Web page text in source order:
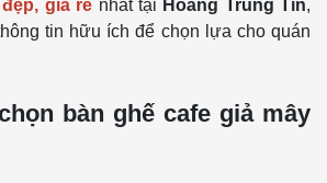
giá rẻ nhất tại Hoàng Trung Tín,
tin hữu ích để chọn lựa cho quán
bàn ghế cafe giả mây